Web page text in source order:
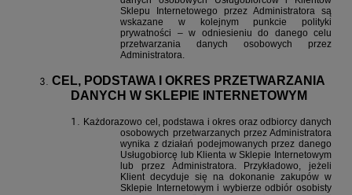
Sklepu Internetowego przez Administratora są
wskazane w kolejnym punkcie polityki
prywatności – w odniesieniu do danego celu
przetwarzania danych osobowych przez
Administratora.
CEL, PODSTAWA I OKRES PRZETWARZANIA
DANYCH W SKLEPIE INTERNETOWYM
Każdorazowo cel, podstawa i okres oraz odbiorcy danych
osobowych przetwarzanych przez Administratora
wynika z działań podejmowanych przez danego
Usługobiorcę lub Klienta w Sklepie Internetowym
lub przez Administratora. Przykładowo, jeżeli
Klient decyduje się na dokonanie zakupów w
Sklepie Internetowym i wybierze odbiór osobisty